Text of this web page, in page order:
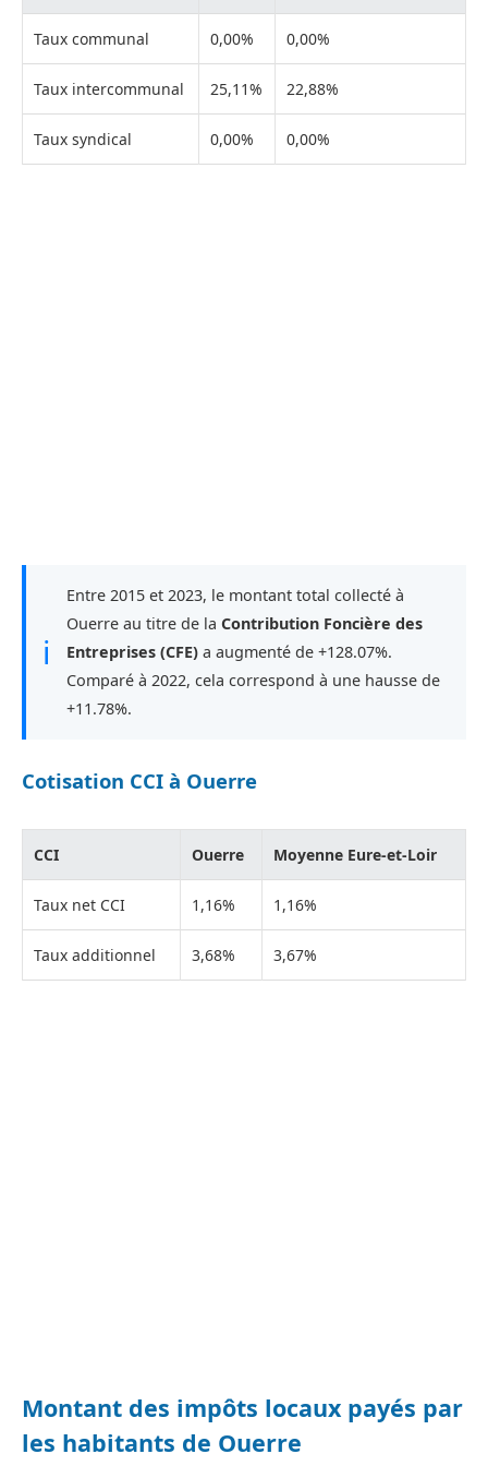
Taux communal 0,00% 0,00%
Taux intercommunal 25,11% 22,88%
Taux syndical 0,00% 0,00%
ℹ
Entre 2015 et 2023, le montant total collecté à
Ouerre au titre de la Contribution Foncière des
Entreprises (CFE) a augmenté de +128.07%.
Comparé à 2022, cela correspond à une hausse de
+11.78%.
Cotisation CCI à Ouerre
CCI Ouerre Moyenne Eure-et-Loir
Taux net CCI 1,16% 1,16%
Taux additionnel 3,68% 3,67%
Montant des impôts locaux payés par
les habitants de Ouerre